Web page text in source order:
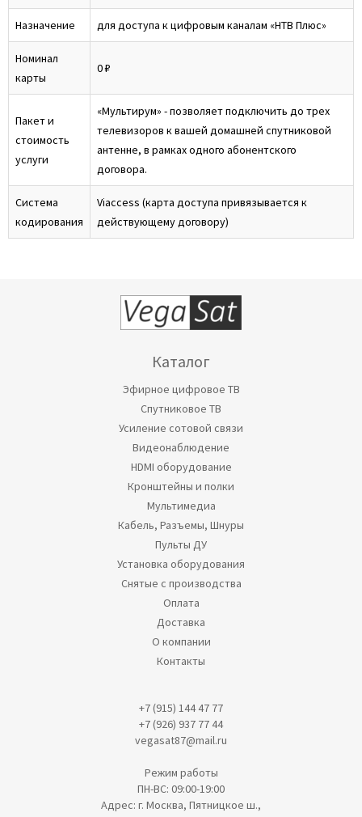
Назначение для доступа к цифровым каналам «НТВ Плюс»
Номинал
карты
0 ₽
Пакет и
стоимость
услуги
«Мультирум» - позволяет подключить до трех
телевизоров к вашей домашней спутниковой
антенне, в рамках одного абонентского
договора.
Система
кодирования
Viaccess (карта доступа привязывается к
действующему договору)
Каталог
Эфирное цифровое ТВ
Спутниковое ТВ
Усиление сотовой связи
Видеонаблюдение
HDMI оборудование
Кронштейны и полки
Мультимедиа
Кабель, Разъемы, Шнуры
Пульты ДУ
Установка оборудования
Снятые с производства
Оплата
Доставка
О компании
Контакты
+7 (915) 144 47 77
+7 (926) 937 77 44
vegasat87@mail.ru
Режим работы
ПН-ВС: 09:00-19:00
Адрес: г. Москва, Пятницкое ш.,